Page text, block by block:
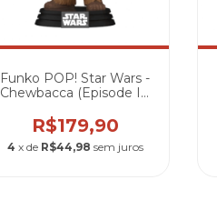
Funko POP! Star Wars -
Chewbacca (Episode IV
R$179,90
4 x de R$44,98 sem juros